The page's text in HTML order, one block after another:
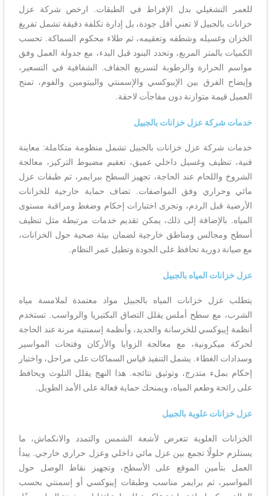
للعمر التشغيلي بدل الإفراط في الطبقات. ارخص شركة عزل
خزانات بالجبيل لا تعني أقل جودة، بل إدارة تكلفة دقيقة تشمل تفريغ
الخزان وغسيله وشطفه وتعقيمه، ثم طلاء محكوم السماكة. تحسب
الكميات بالمتر المربع، وتحدد البنود قبل البدء، مع جدولة العمل وفق
مواسم الحرارة والرطوبة لتسريع الجفاف. الشفافية في التسعير،
وإيضاح الفرق بين الإيبوكسي والإسمنتي والبيتومين والفوم، تمنح
العميل قيمة متوازنة دون مفاجآت لاحقة.
خدمات شركة عزل خزانات بالجبيل
خدمات شركة عزل خزانات بالجبيل تشمل منظومة متكاملة: معاينة
فنية، تنظيف وغسيل داخلي عميق، تعقيم مضبوط التركيز، معالجة
الشروخ واللحام عند الحاجة، تجهيز السطح ببرايمر، ثم طبقات عزل
مائي وحراري وفق المواصفات. تضاف حماية خارجية للخزانات
الأرضية قبل الردم، وتجرى اختبارات إحكام وضغط ومراقبة مستوى
المياه. بالإضافة إلى ذلك، يمكن تقديم خدمات مرتبطة مثل تنظيف
أسطح ومجالس ومناطق خارجية لضمان بيئة صحية حول الخزانات،
مع صيانة دورية تحافظ على الجودة وتطيل عمر النظام.
عزل خزانات المياه بالجبيل
يتطلب عزل خزانات المياه بالجبيل مواد معتمدة لملامسة مياه
الشرب، مع سطح أملس يقلل التصاق البكتيريا والرواسب. تستخدم
أنظمة إيبوكسي للخرسانة والحديد، وأنظمة إسمنتية مرنة عند الحاجة
لحركة ميكرونية، مع معالجة الزوايا والأركان وفتحات المواسير
وسدادات الغطاء. يشمل التنفيذ قياس السماكات على مراحل، واختبار
إحكام بملء متدرج، وتوثيق نتائجه. هذا النهج يقلل التلوث ويحافظ
على رائحة وطعم المياه، ويمنحك حماية فعالة على الأمد الطويل.
عزل خزانات علوية بالجبيل
الخزانات العلوية تتعرض لأشعة الشمس والتمدد والانكماش، ما
يستلزم حلولًا تجمع بين عزل مائي داخلي وعزل حراري خارجي. يبدأ
العمل بتأمين الموقع على الأسطح، وتجهيز نقاط الوصل حول
المواسير، ثم برايمر مناسب وطبقات إيبوكسي أو إسمنتي بحسب